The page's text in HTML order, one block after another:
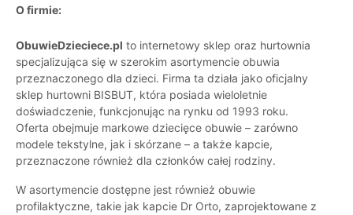
O firmie:
ObuwieDzieciece.pl to internetowy sklep oraz hurtownia
specjalizująca się w szerokim asortymencie obuwia
przeznaczonego dla dzieci. Firma ta działa jako oficjalny
sklep hurtowni BISBUT, która posiada wieloletnie
doświadczenie, funkcjonując na rynku od 1993 roku.
Oferta obejmuje markowe dziecięce obuwie – zarówno
modele tekstylne, jak i skórzane – a także kapcie,
przeznaczone również dla członków całej rodziny.
W asortymencie dostępne jest również obuwie
profilaktyczne, takie jak kapcie Dr Orto, zaprojektowane z